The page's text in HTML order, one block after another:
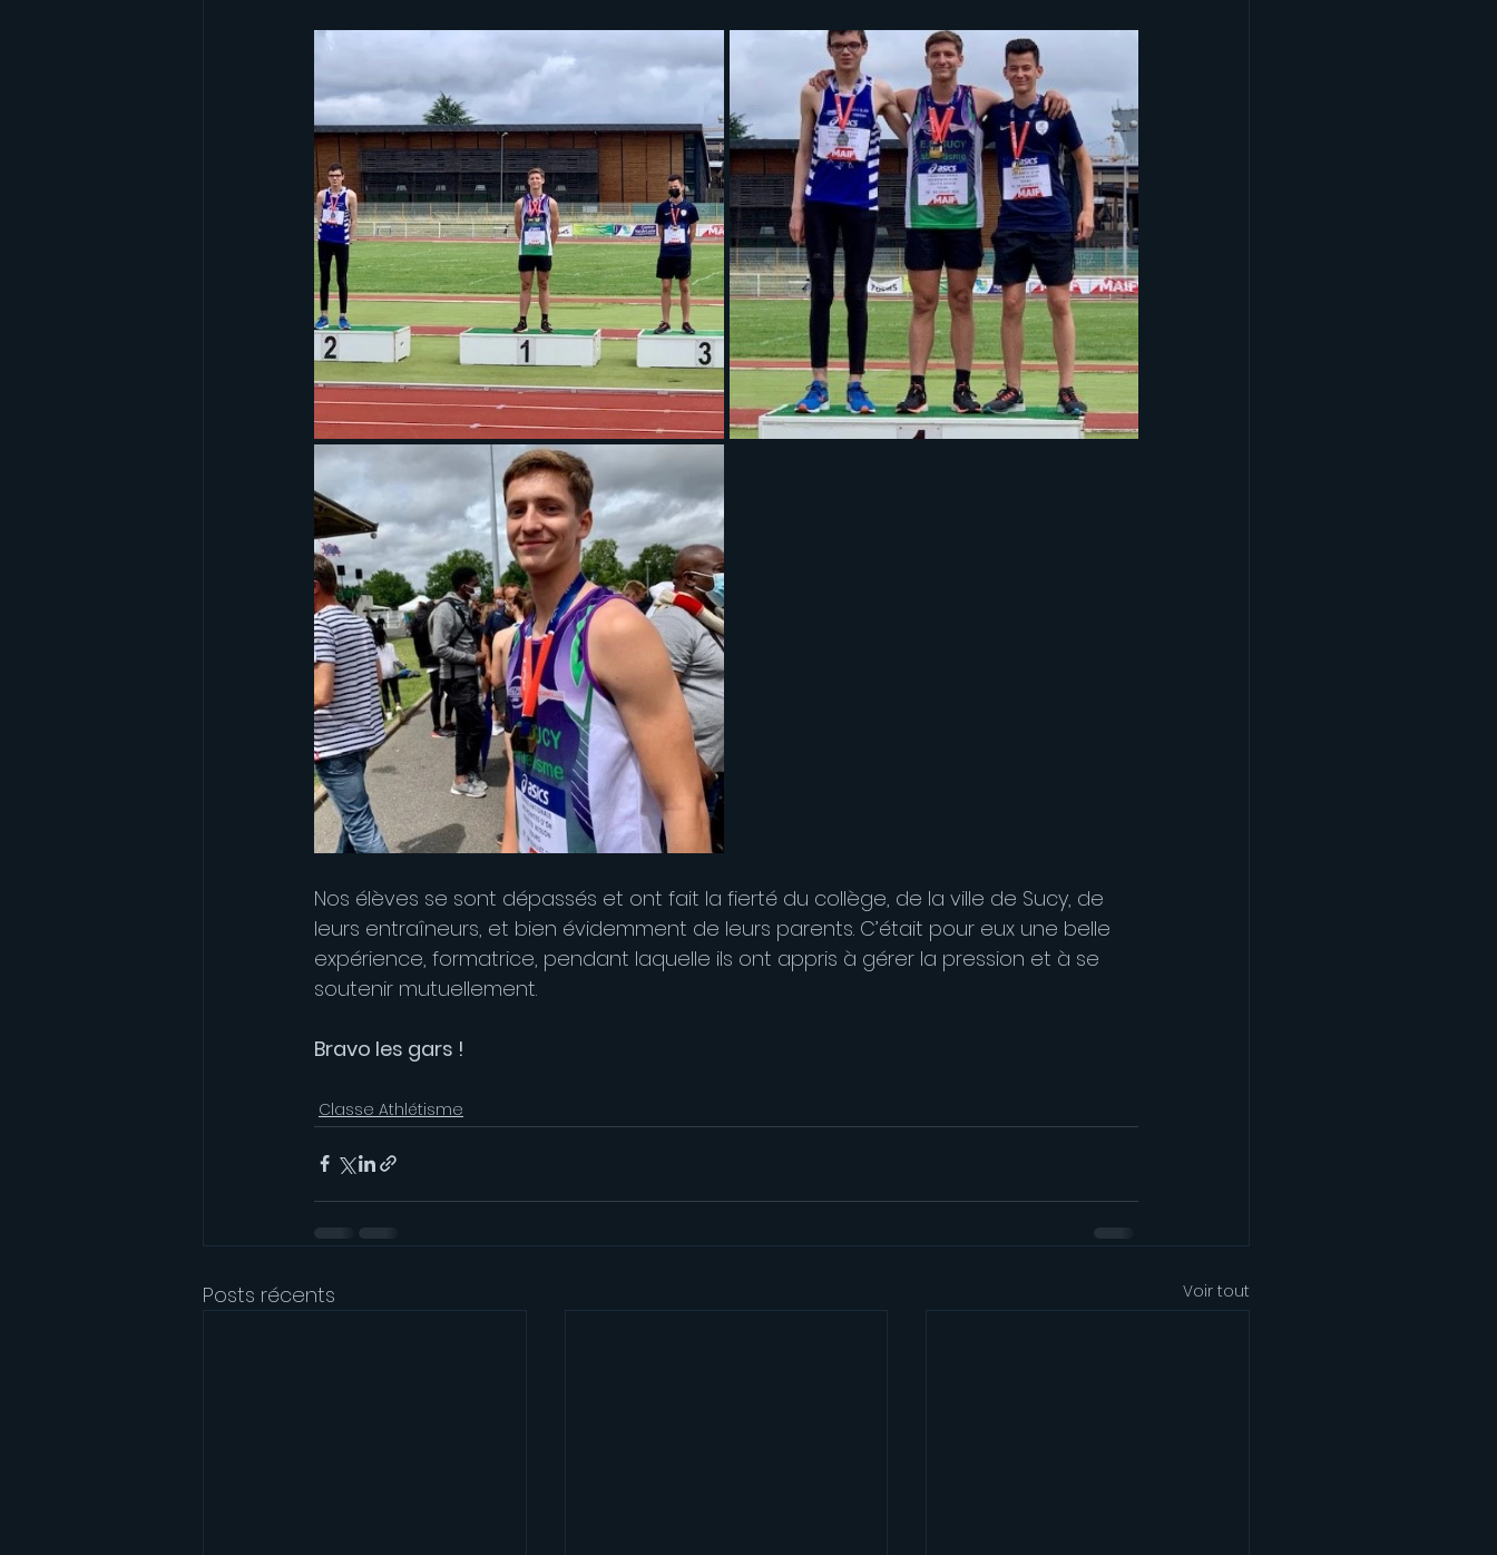
Nos élèves se sont dépassés et ont fait la fierté du collège, de la ville de Sucy, de
leurs entraîneurs, et bien évidemment de leurs parents. C’était pour eux une belle
expérience, formatrice, pendant laquelle ils ont appris à gérer la pression et à se
soutenir mutuellement.
Bravo les gars !
Classe Athlétisme
Posts récents Voir tout